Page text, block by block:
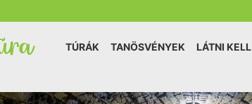
TÚRÁK TANÖSVÉNYEK LÁTNI KELL